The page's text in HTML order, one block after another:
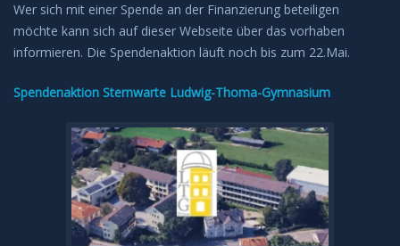
Wer sich mit einer Spende an der Finanzierung beteiligen
möchte kann sich auf dieser Webseite über das vorhaben
informieren. Die Spendenaktion läuft noch bis zum 22.Mai.
Spendenaktion Sternwarte Ludwig-Thoma-Gymnasium